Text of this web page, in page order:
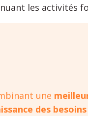
les activités
une
des